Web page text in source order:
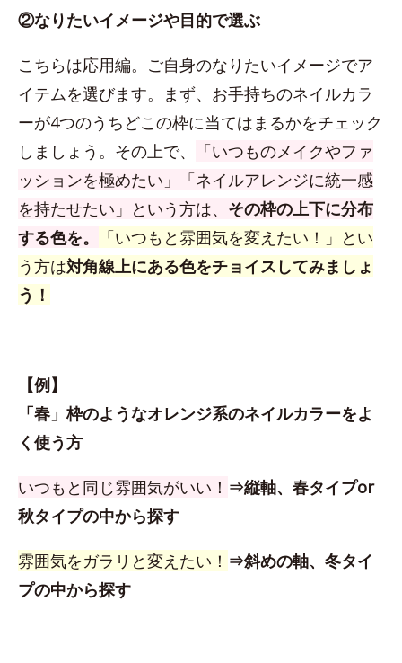
②なりたいイメージや目的で選ぶ
こちらは応用編。ご自身のなりたいイメージでア
イテムを選びます。まず、お手持ちのネイルカラ
ーが4つのうちどこの枠に当てはまるかをチェック
しましょう。その上で、
「いつものメイクやファ
ッションを極めたい」「ネイルアレンジに統一感
を持たせたい」という方は、 その枠の上下に分布
する色を。
「いつもと雰囲気を変えたい！」とい
う方は対角線上にある色をチョイスしてみましょ
う！
【例】
「春」枠のようなオレンジ系のネイルカラーをよ
く使う方
いつもと同じ雰囲気がいい！ ⇒縦軸、春タイプor
秋タイプの中から探す
雰囲気をガラリと変えたい！ ⇒斜めの軸、冬タイ
プの中から探す